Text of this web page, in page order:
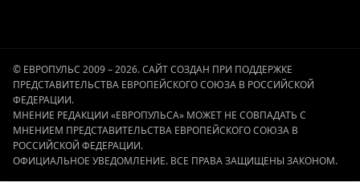
© ЕВРОПУЛЬС 2009 – 2026. САЙТ СОЗДАН ПРИ ПОДДЕРЖКЕ
ПРЕДСТАВИТЕЛЬСТВА ЕВРОПЕЙСКОГО СОЮЗА В РОССИЙСКОЙ
ФЕДЕРАЦИИ.
МНЕНИЕ РЕДАКЦИИ «ЕВРОПУЛЬСА» МОЖЕТ НЕ СОВПАДАТЬ С
МНЕНИЕМ ПРЕДСТАВИТЕЛЬСТВА ЕВРОПЕЙСКОГО СОЮЗА В
РОССИЙСКОЙ ФЕДЕРАЦИИ.
ОФИЦИАЛЬНОЕ УВЕДОМЛЕНИЕ. ВСЕ ПРАВА ЗАЩИЩЕНЫ ЗАКОНОМ.